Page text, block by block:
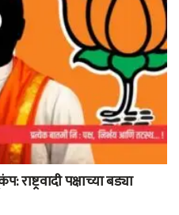
पक्षाच्या बड्या